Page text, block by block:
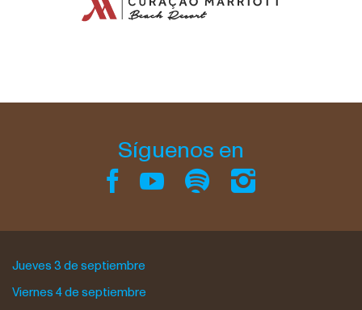
Síguenos en
Jueves 3 de septiembre
Viernes 4 de septiembre